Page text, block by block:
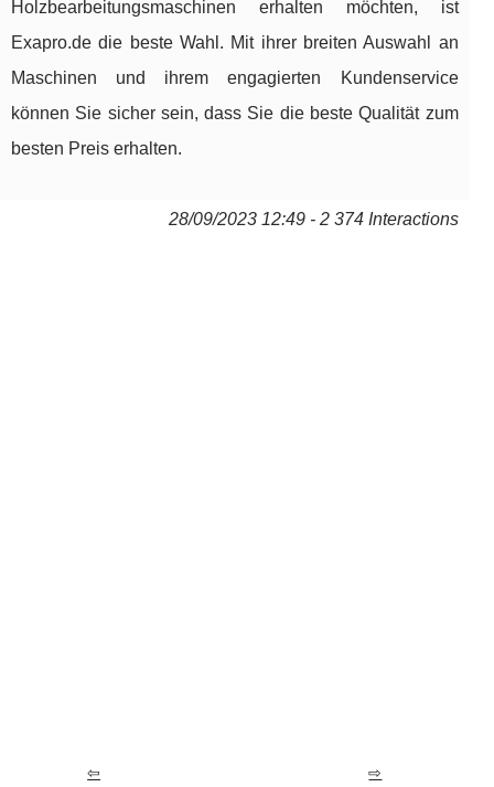
Holzbearbeitungsmaschinen erhalten möchten, ist
Exapro.de die beste Wahl. Mit ihrer breiten Auswahl an
Maschinen und ihrem engagierten Kundenservice
können Sie sicher sein, dass Sie die beste Qualität zum
besten Preis erhalten.
28/09/2023 12:49 - 2 374 Interactions